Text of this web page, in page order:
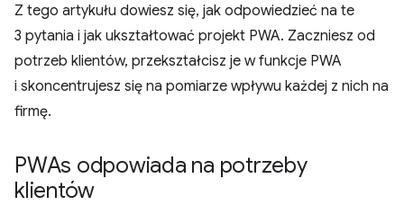
Z tego artykułu dowiesz się, jak odpowiedzieć na te
3 pytania i jak ukształtować projekt PWA. Zaczniesz od
potrzeb klientów, przekształcisz je w funkcje PWA
i skoncentrujesz się na pomiarze wpływu każdej z nich na
firmę.
PWAs odpowiada na potrzeby
klientów